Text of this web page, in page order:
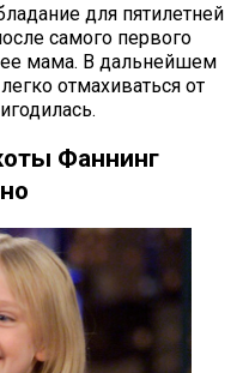
для пятилетней
самого первого
мама. В дальнейшем
отмахиваться от
Фаннинг